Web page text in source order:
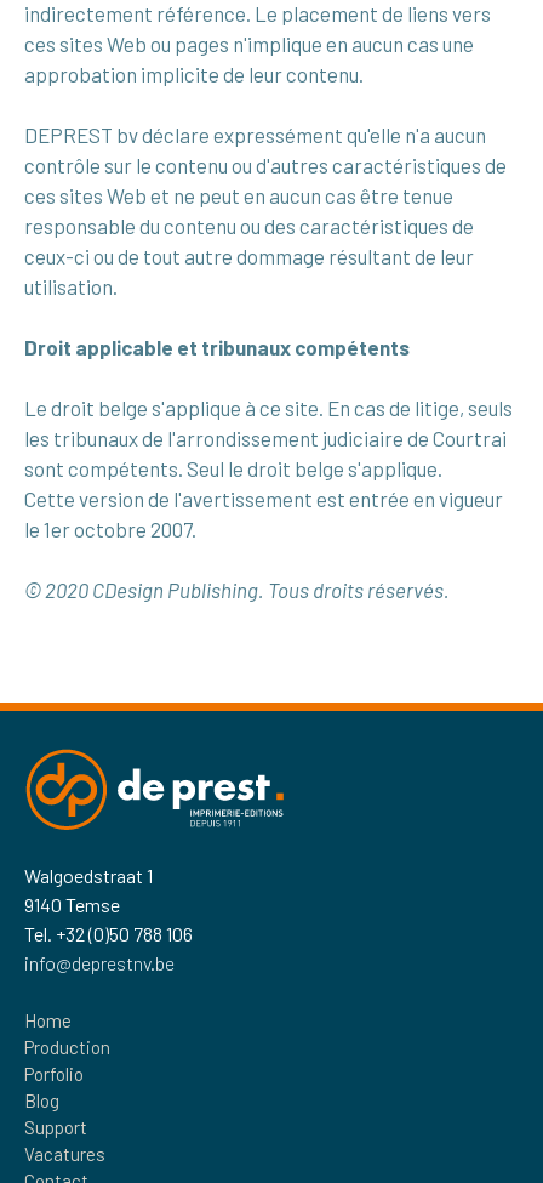
indirectement référence. Le placement de liens vers
ces sites Web ou pages n'implique en aucun cas une
approbation implicite de leur contenu.
DEPREST bv déclare expressément qu'elle n'a aucun
contrôle sur le contenu ou d'autres caractéristiques de
ces sites Web et ne peut en aucun cas être tenue
responsable du contenu ou des caractéristiques de
ceux-ci ou de tout autre dommage résultant de leur
utilisation.
Droit applicable et tribunaux compétents
Le droit belge s'applique à ce site. En cas de litige, seuls
les tribunaux de l'arrondissement judiciaire de Courtrai
sont compétents. Seul le droit belge s'applique.
Cette version de l'avertissement est entrée en vigueur
le 1er octobre 2007.
© 2020 CDesign Publishing. Tous droits réservés.
Walgoedstraat 1
9140 Temse
Tel. +32 (0)50 788 106
info@deprestnv.be
Home
Production
Porfolio
Blog
Support
Vacatures